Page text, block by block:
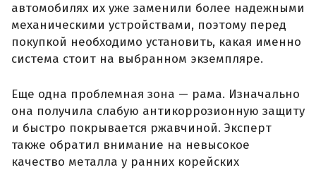
автомобилях их уже заменили более надежными
механическими устройствами, поэтому перед
покупкой необходимо установить, какая именно
система стоит на выбранном экземпляре.
Еще одна проблемная зона — рама. Изначально
она получила слабую антикоррозионную защиту
и быстро покрывается ржавчиной. Эксперт
также обратил внимание на невысокое
качество металла у ранних корейских